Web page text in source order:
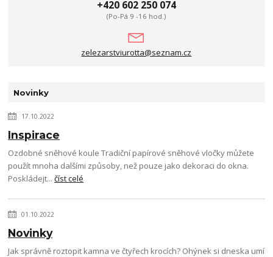
+420 602 250 074
(Po-Pá 9 -16 hod.)
zelezarstviurotta@seznam.cz
Novinky
17.10.2022
Inspirace
Ozdobné sněhové koule Tradiční papírové sněhové vločky můžete
použít mnoha dalšími způsoby, než pouze jako dekoraci do okna.
Poskládejt...číst celé
01.10.2022
Novinky
Jak správně roztopit kamna ve čtyřech krocích? Ohýnek si dneska umí